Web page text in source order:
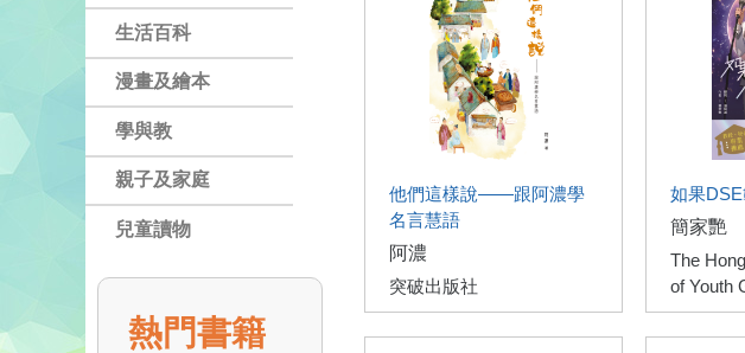
生活百科
漫畫及繪本
學與教
親子及家庭
兒童讀物
熱門書籍
他們這樣說——跟阿濃學
名言慧語
阿濃
突破出版社
如果
簡家艷
The
of Youth